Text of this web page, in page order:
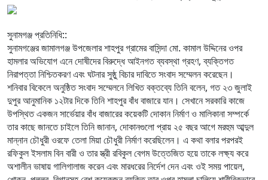
‎সুনামগঞ্জ প্রতিনিধি::
‎সুনামগঞ্জের জামালগঞ্জ উপজেলার শাহপুর গ্রামের বাসিন্দা মো. কামাল উদ্দিনের ওপর
হামলার অভিযোগ এনে দোষীদের বিরুদ্ধে আইনগত ব্যবস্থা গ্রহণ, ব্যক্তিগত
নিরাপত্তা নিশ্চিতকরণ এবং ঘটনার সুষ্ঠু বিচার দাবিতে সংবাদ সম্মেলন করেছেন।
‎শনিবার বিকেলে অনুষ্ঠিত সংবাদ সম্মেলনে লিখিত বক্তব্যে তিনি বলেন, গত ২৩ জুলাই
দুপুর আনুমানিক ১২টার দিকে তিনি শাহপুর বাঁধ বাজারে যান। সেখানে সরকারি কাজে
উপস্থিত একজন সার্ভেয়ার বাঁধ বাজারের কয়েকটি দোকান নির্মাণ ও মালিকানা সম্পর্কে
তার কাছে জানতে চাইলে তিনি জানান, দোকানগুলো প্রায় ২৫ বছর আগে মরহুম আব্দুল
মান্নান চৌধুরী ওরফে তেলা মিয়া চৌধুরী নির্মাণ করেছিলেন। এ কথা বলার পরপরই
রফিকুল ইসলাম বিন বারী ও তার স্ত্রী রবিকুল বেগম উত্তেজিত হয়ে তাকে লক্ষ্য করে
অশালীন ভাষায় গালিগালাজ করেন এবং মারধরের নির্দেশ দেন এবং ওই সময় পায়েল,